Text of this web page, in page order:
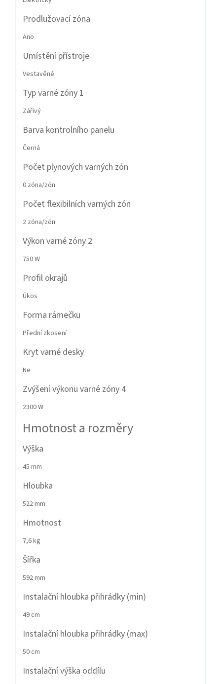
Prodlužovací zóna
Ano
Umístění přístroje
Vestavěné
Typ varné zóny 1
Zářivý
Barva kontrolního panelu
Černá
Počet plynových varných zón
0 zóna/zón
Počet flexibilních varných zón
2 zóna/zón
Výkon varné zóny 2
750 W
Profil okrajů
Úkos
Forma rámečku
Přední zkosení
Kryt varné desky
Ne
Zvýšení výkonu varné zóny 4
2300 W
Hmotnost a rozměry
Výška
45 mm
Hloubka
522 mm
Hmotnost
7,6 kg
Šířka
592 mm
Instalační hloubka přihrádky (min)
49 cm
Instalační hloubka přihrádky (max)
50 cm
Instalační výška oddílu